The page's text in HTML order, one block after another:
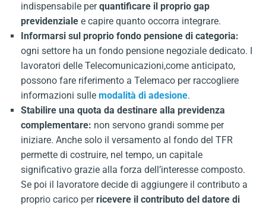
indispensabile perquantificare il proprio gap
previdenziale e capire quanto occorra integrare.
Informarsi sul proprio fondo pensione di categoria:
ogni settore ha un fondo pensione negoziale dedicato. I
lavoratori delle Telecomunicazioni,come anticipato,
possono fare riferimento a Telemaco per raccogliere
informazioni sulle modalità di adesione.
Stabilire una quota da destinare alla previdenza
complementare: non servono grandi somme per
iniziare. Anche solo il versamento al fondo del TFR
permette di costruire, nel tempo, un capitale
significativo grazie alla forza dell’interesse composto.
Se poi il lavoratore decide di aggiungere il contributo a
proprio carico perricevere il contributo del datore di